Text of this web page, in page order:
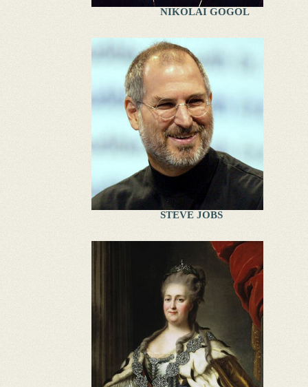
NIKOLAI GOGOL
STEVE JOBS